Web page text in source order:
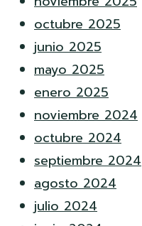
octubre 2025
junio 2025
mayo 2025
enero 2025
noviembre 2024
octubre 2024
septiembre 2024
agosto 2024
julio 2024